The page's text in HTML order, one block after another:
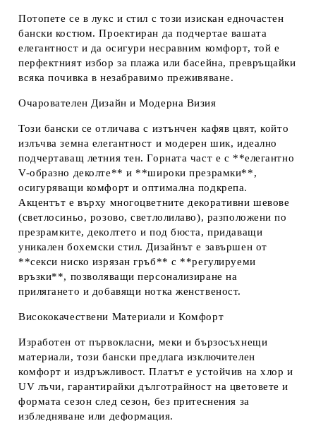
Потопете се в лукс и стил с този изискан едночастен
бански костюм. Проектиран да подчертае вашата
елегантност и да осигури несравним комфорт, той е
перфектният избор за плажа или басейна, превръщайки
всяка почивка в незабравимо преживяване.
Очарователен Дизайн и Модерна Визия
Този бански се отличава с изтънчен кафяв цвят, който
излъчва земна елегантност и модерен шик, идеално
подчертаващ летния тен. Горната част е с **елегантно
V-образно деколте** и **широки презрамки**,
осигуряващи комфорт и оптимална подкрепа.
Акцентът е върху многоцветните декоративни шевове
(светлосиньо, розово, светлолилаво), разположени по
презрамките, деколтето и под бюста, придаващи
уникален бохемски стил. Дизайнът е завършен от
**секси ниско изрязан гръб** с **регулируеми
връзки**, позволяващи персонализиране на
прилягането и добавящи нотка женственост.
Висококачествени Материали и Комфорт
Изработен отпървокласни, меки и бързосъхнещи
материали, този бански предлага изключителен
комфорт и издръжливост. Платът еустойчив на хлор и
UV лъчи, гарантирайки дълготрайност на цветовете и
формата сезон след сезон, без притеснения за
избледняване или деформация.